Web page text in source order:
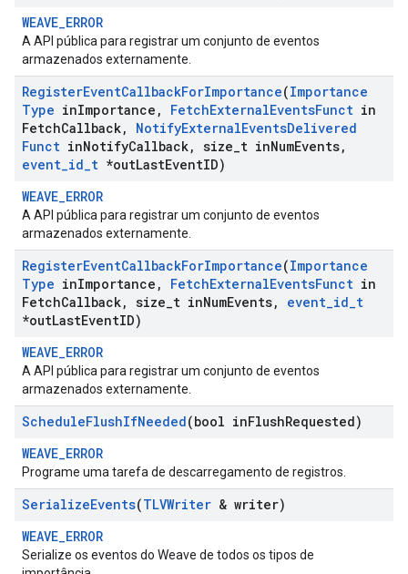
WEAVE_ERROR
A API pública para registrar um conjunto de eventos
armazenados externamente.
RegisterEventCallbackForImportance(Importance
Type inImportance , FetchExternalEventsFunct in
FetchCallback, NotifyExternalEventsDelivered
Funct inNotifyCallback, size t inNumEvents,
event_id_t *outLastEventID)
WEAVE_ERROR
A API pública para registrar um conjunto de eventos
armazenados externamente.
RegisterEventCallbackForImportance(Importance
Type inImportance , FetchExternalEventsFunct in
FetchCallback, size t inNumEvents, event_id_t
*outLastEventID)
WEAVE_ERROR
A API pública para registrar um conjunto de eventos
armazenados externamente.
ScheduleFlushIfNeeded(bool inFlushRequested)
WEAVE_ERROR
Programe uma tarefa de descarregamento de registros.
SerializeEvents(TLVWriter & writer)
WEAVE_ERROR
Serialize os eventos do Weave de todos os tipos de